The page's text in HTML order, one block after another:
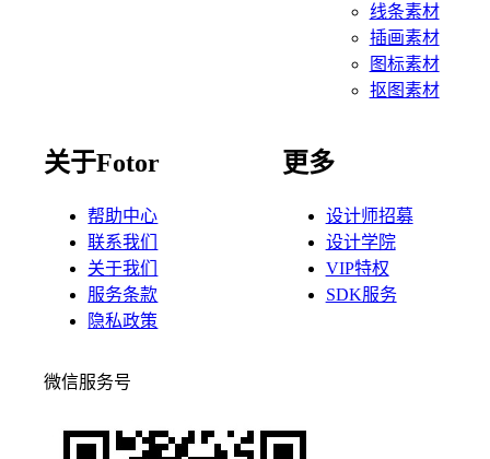
线条素材
插画素材
图标素材
抠图素材
关于Fotor
帮助中心
联系我们
关于我们
服务条款
隐私政策
更多
设计师招募
设计学院
VIP特权
SDK服务
微信服务号